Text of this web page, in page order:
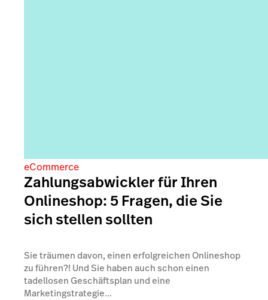
eCommerce
Zahlungsabwickler für Ihren
Onlineshop: 5 Fragen, die Sie
sich stellen sollten
Sie träumen davon, einen erfolgreichen Onlineshop
zu führen?! Und Sie haben auch schon einen
tadellosen Geschäftsplan und eine
Marketingstrategie...